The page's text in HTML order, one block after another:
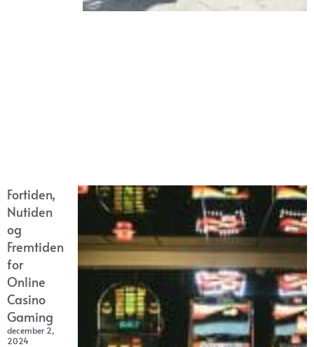
Fortiden,
Nutiden
og
Fremtiden
for
Online
Casino
Gaming
december 2,
2024